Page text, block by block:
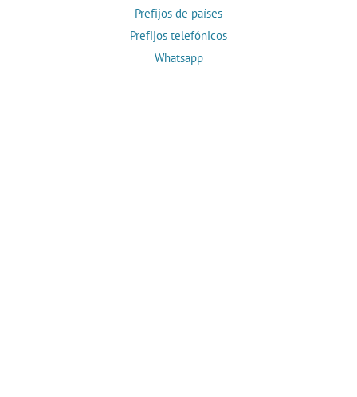
Prefijos de países
Prefijos telefónicos
Whatsapp